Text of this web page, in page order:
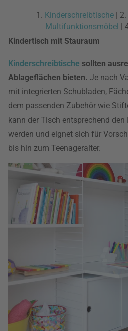
1. Kinderschreibtische| 2.
Multifunktionsmöbel |
Kindertisch mit Stauraum
Kinderschreibtische sollten
Ablageflächen bieten. Je nach
mit integrierten Schubladen,
dem passenden Zubehör wie
kann der Tisch entsprechend
werden und eignet sich für
bis hin zum Teenageralter.